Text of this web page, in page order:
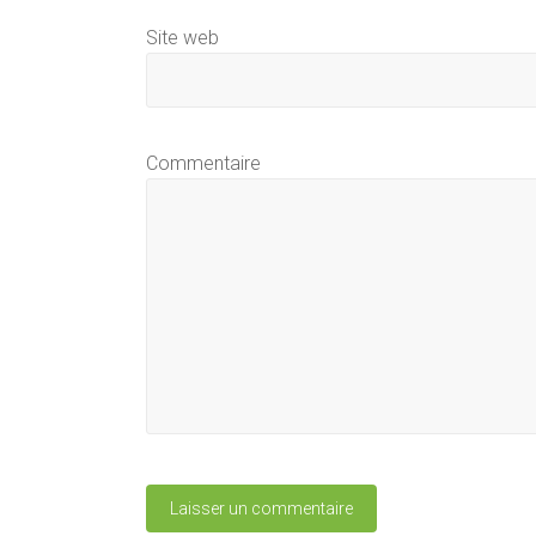
Site web
Commentaire